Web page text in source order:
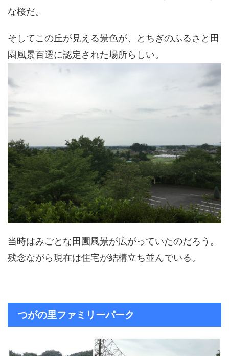
な桜だ。
そしてこの丘が見える景色が、とちぎのふるさと田
園風景百選に認定された場所らしい。
当時はみごとな田園風景が広がっていたのだろう。
残念ながら現在は住宅が結構立ち並んでいる。
つがの里ファミリーパーク